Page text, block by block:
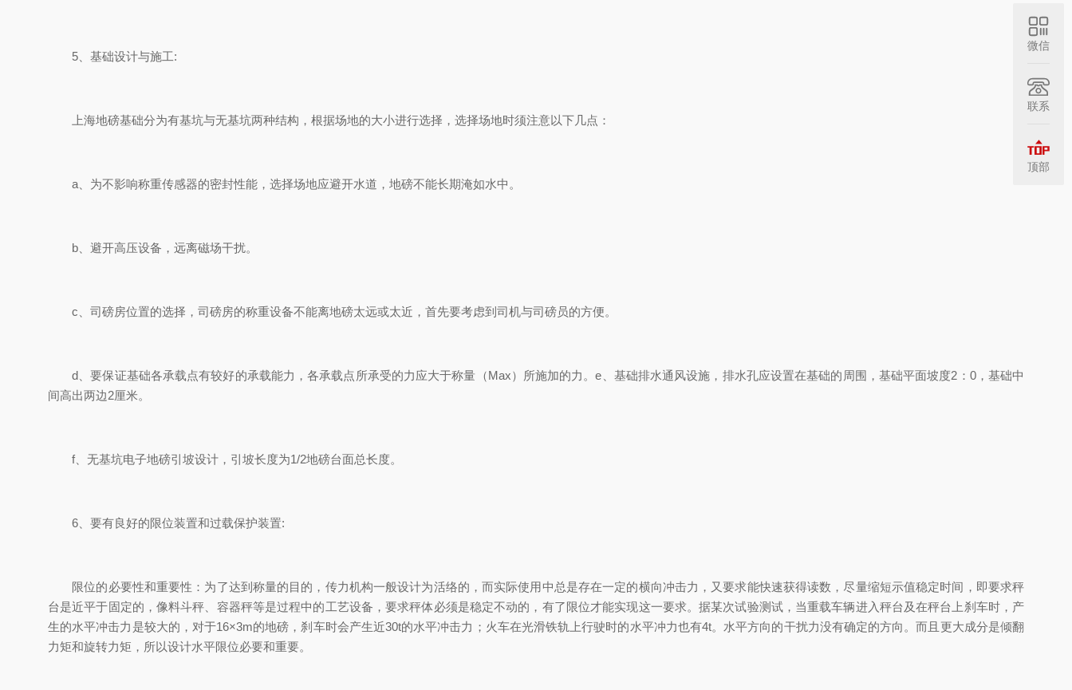
5、基础设计与施工:
上海地磅基础分为有基坑与无基坑两种结构，根据场地的大小进行选择，选择场地时须注意以下几点：
a、为不影响称重传感器的密封性能，选择场地应避开水道，地磅不能长期淹如水中。
b、避开高压设备，远离磁场干扰。
c、司磅房位置的选择，司磅房的称重设备不能离地磅太远或太近，首先要考虑到司机与司磅员的方便。
d、要保证基础各承载点有较好的承载能力，各承载点所承受的力应大于称量（Max）所施加的力。e、基础排水通风设施，排水孔应设置在基础的周围，基础平面坡度2：0，基础中
间高出两边2厘米。
f、无基坑电子地磅引坡设计，引坡长度为1/2地磅台面总长度。
6、要有良好的限位装置和过载保护装置:
限位的必要性和重要性：为了达到称量的目的，传力机构一般设计为活络的，而实际使用中总是存在一定的横向冲击力，又要求能快速获得读数，尽量缩短示值稳定时间，即要求秤
台是近平于固定的，像料斗秤、容器秤等是过程中的工艺设备，要求秤体必须是稳定不动的，有了限位才能实现这一要求。据某次试验测试，当重载车辆进入秤台及在秤台上刹车时，产
生的水平冲击力是较大的，对于16×3m的地磅，刹车时会产生近30t的水平冲击力；火车在光滑铁轨上行驶时的水平冲力也有4t。水平方向的干扰力没有确定的方向。而且更大成分是倾翻
力矩和旋转力矩，所以设计水平限位必要和重要。
微信
联系
顶部